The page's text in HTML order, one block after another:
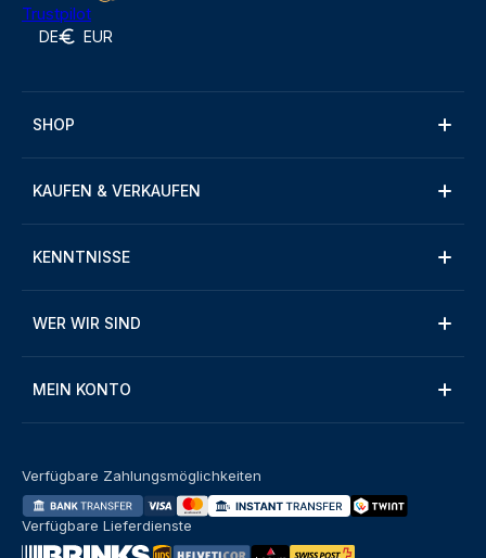
Trustpilot
DE EUR
SHOP
KAUFEN & VERKAUFEN
KENNTNISSE
WER WIR SIND
MEIN KONTO
Verfügbare Zahlungsmöglichkeiten
Verfügbare Lieferdienste